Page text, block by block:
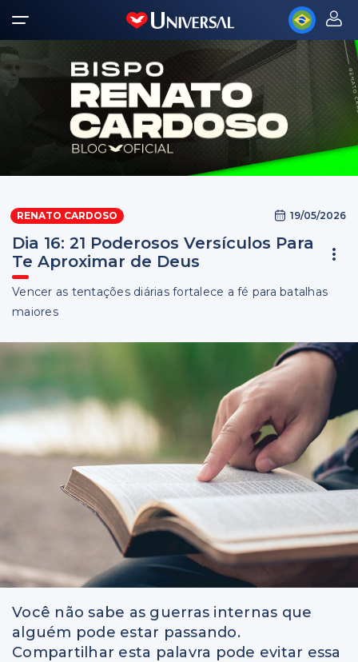
RENATO CARDOSO 19/05/2026
Dia 16: 21 Poderosos Versículos Para
Te Aproximar de Deus
Vencer as tentações diárias fortalece a fé para batalhas
maiores
Você não sabe as guerras internas que
alguém pode estar passando.
Compartilhar esta palavra pode evitar essa